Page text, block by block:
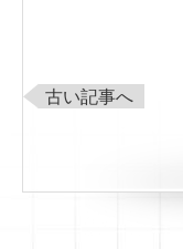
古い記事へ